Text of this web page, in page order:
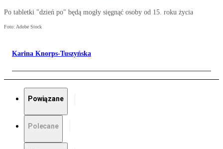
Po tabletki "dzień po" będą mogły sięgnąć osoby od 15. roku życia
Foto: Adobe Stock
Karina Knorps-Tuszyńska
Powiązane
Polecane